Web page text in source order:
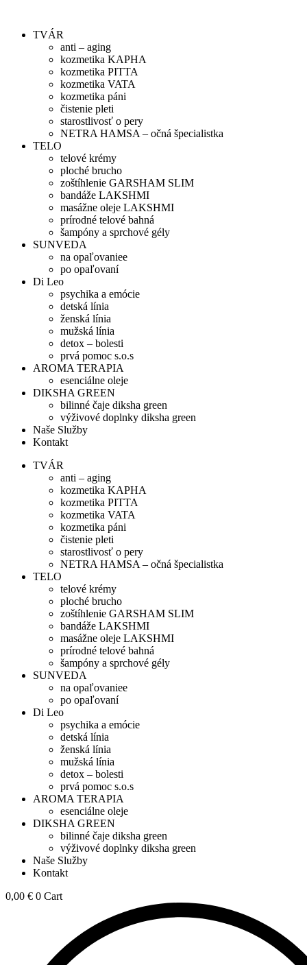
obsah
TVÁR
anti – aging
kozmetika KAPHA
kozmetika PITTA
kozmetika VATA
kozmetika páni
čistenie pleti
starostlivosť o pery
NETRA HAMSA – očná špecialistka
TELO
telové krémy
ploché brucho
zoštíhlenie GARSHAM SLIM
bandáže LAKSHMI
masážne oleje LAKSHMI
prírodné telové bahná
šampóny a sprchové gély
SUNVEDA
na opaľovaniee
po opaľovaní
Di Leo
psychika a emócie
detská línia
ženská línia
mužská línia
detox – bolesti
prvá pomoc s.o.s
AROMA TERAPIA
esenciálne oleje
DIKSHA GREEN
bilinné čaje diksha green
výživové doplnky diksha green
Naše Služby
Kontakt
TVÁR
anti – aging
kozmetika KAPHA
kozmetika PITTA
kozmetika VATA
kozmetika páni
čistenie pleti
starostlivosť o pery
NETRA HAMSA – očná špecialistka
TELO
telové krémy
ploché brucho
zoštíhlenie GARSHAM SLIM
bandáže LAKSHMI
masážne oleje LAKSHMI
prírodné telové bahná
šampóny a sprchové gély
SUNVEDA
na opaľovaniee
po opaľovaní
Di Leo
psychika a emócie
detská línia
ženská línia
mužská línia
detox – bolesti
prvá pomoc s.o.s
AROMA TERAPIA
esenciálne oleje
DIKSHA GREEN
bilinné čaje diksha green
výživové doplnky diksha green
Naše Služby
Kontakt
0,00 € 0 Cart